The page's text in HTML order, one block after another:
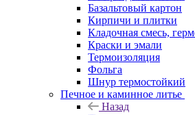
Базальтовый картон
Кирпичи и плитки
Кладочная смесь,
Краски и эмали
Термоизоляция
Фольга
Шнур термостойкий
Печное и каминное литье
Назад